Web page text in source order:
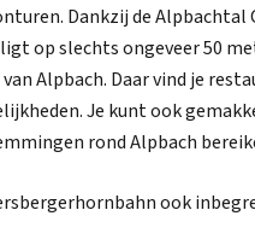
Dankzij de Alpbachtal
op slechts ongeveer 50
Alpbach. Daar vind je
Je kunt ook
rond Alpbach
ook